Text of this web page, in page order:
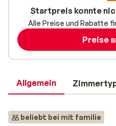
Allgemein
beliebt bei mit familie
Startpreis konnte
Alle Preise und Rabatte
Preise